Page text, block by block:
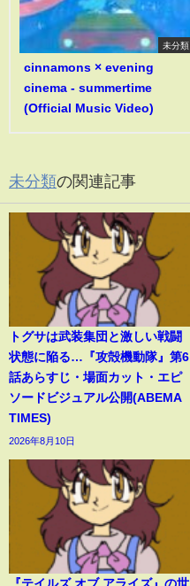
未分類
cinnamons × evening
cinema - summertime
(Official Music Video)
未分類の関連記事
トグサは武装集団と激しい戦闘
状態に陥る…『攻殻機動隊』第6
話あらすじ・場面カット・エピ
ソードビジュアル公開(ABEMA
TIMES)
2026年8月10日